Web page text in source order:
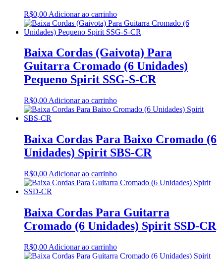
R$0,00 Adicionar ao carrinho
Baixa Cordas (Gaivota) Para
Guitarra Cromado (6 Unidades)
Pequeno Spirit SSG-S-CR
R$0,00 Adicionar ao carrinho
Baixa Cordas Para Baixo Cromado (6
Unidades) Spirit SBS-CR
R$0,00 Adicionar ao carrinho
Baixa Cordas Para Guitarra
Cromado (6 Unidades) Spirit SSD-CR
R$0,00 Adicionar ao carrinho